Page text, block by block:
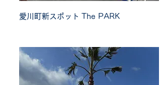
愛川町新スポット The PARK